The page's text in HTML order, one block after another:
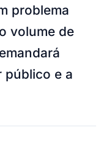
problema
volume de
público e a